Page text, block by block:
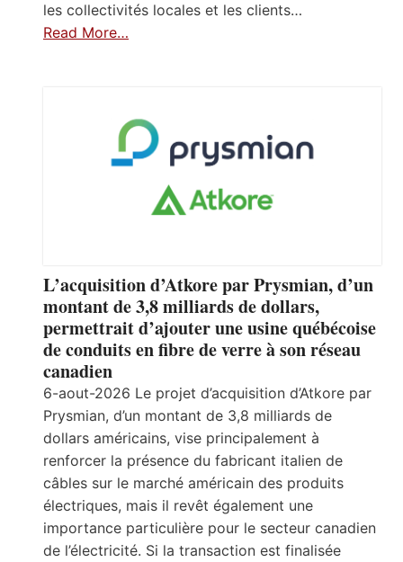
les collectivités locales et les clients…
Read More…
L’acquisition d’Atkore par Prysmian, d’un
montant de 3,8 milliards de dollars,
permettrait d’ajouter une usine québécoise
de conduits en fibre de verre à son réseau
canadien
6-aout-2026 Le projet d’acquisition d’Atkore par
Prysmian, d’un montant de 3,8 milliards de
dollars américains, vise principalement à
renforcer la présence du fabricant italien de
câbles sur le marché américain des produits
électriques, mais il revêt également une
importance particulière pour le secteur canadien
de l’électricité. Si la transaction est finalisée